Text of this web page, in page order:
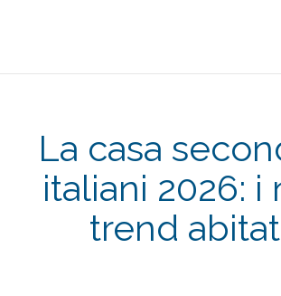
La casa
italiani 2026: i
trend